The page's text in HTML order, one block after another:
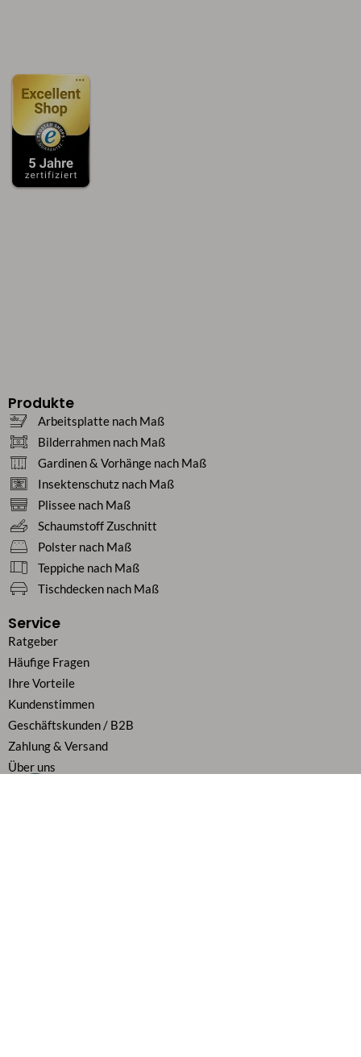
Produkte
Arbeitsplatte nach Maß
Bilderrahmen nach Maß
Gardinen & Vorhänge nach Maß
Insektenschutz nach Maß
Plissee nach Maß
Schaumstoff Zuschnitt
Polster nach Maß
Teppiche nach Maß
Tischdecken nach Maß
Service
Ratgeber
Häufige Fragen
Ihre Vorteile
Kundenstimmen
Geschäftskunden / B2B
Zahlung & Versand
Über uns